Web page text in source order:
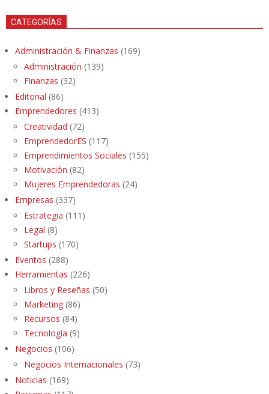
CATEGORÍAS
Administración & Finanzas (169)
Administración (139)
Finanzas (32)
Editorial (86)
Emprendedores (413)
Creatividad (72)
EmprendedorES (117)
Emprendimientos Sociales (155)
Motivación (82)
Mujeres Emprendedoras (24)
Empresas (337)
Estrategia (111)
Legal (8)
Startups (170)
Eventos (288)
Herramientas (226)
Libros y Reseñas (50)
Marketing (86)
Recursos (84)
Tecnología (9)
Negocios (106)
Negocios Internacionales (73)
Noticias (169)